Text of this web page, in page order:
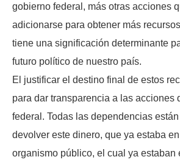
gobierno federal, más otras acciones
adicionarse para obtener más
tiene una significación determinante
futuro político de nuestro país.
El justificar el destino final de estos
para dar transparencia a las acciones
federal. Todas las dependencias
devolver este dinero, que ya estaba
organismo público, el cual ya estaban